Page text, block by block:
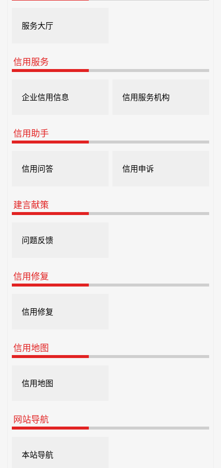
服务大厅
信用服务
企业信用信息 信用服务机构
信用助手
信用问答 信用申诉
建言献策
问题反馈
信用修复
信用修复
信用地图
信用地图
网站导航
本站导航